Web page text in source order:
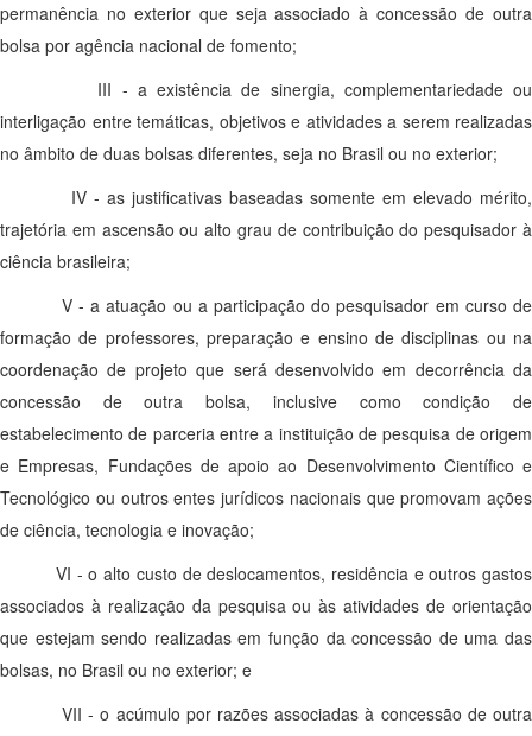
permanência no exterior que seja associado à concessão de outra
bolsa por agência nacional de fomento;
III - a existência de sinergia, complementariedade ou
interligação entre temáticas, objetivos e atividades a serem realizadas
no âmbito de duas bolsas diferentes, seja no Brasil ou no exterior;
IV - as justificativas baseadas somente em elevado mérito,
trajetória em ascensão ou alto grau de contribuição do pesquisador à
ciência brasileira;
V - a atuação ou a participação do pesquisador em curso de
formação de professores, preparação e ensino de disciplinas ou na
coordenação de projeto que será desenvolvido em decorrência da
concessão de outra bolsa, inclusive como condição de
estabelecimento de parceria entre a instituição de pesquisa de origem
e Empresas, Fundações de apoio ao Desenvolvimento Científico e
Tecnológico ou outros entes jurídicos nacionais que promovam ações
de ciência, tecnologia e inovação;
VI - o alto custo de deslocamentos, residência e outros gastos
associados à realização da pesquisa ou às atividades de orientação
que estejam sendo realizadas em função da concessão de uma das
bolsas, no Brasil ou no exterior; e
VII - o acúmulo por razões associadas à concessão de outra